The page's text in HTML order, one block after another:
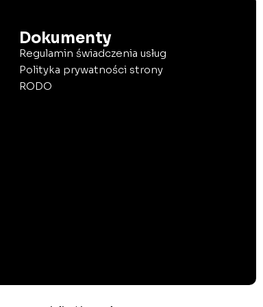
Dokumenty
Regulamin świadczenia usług
Polityka prywatności strony
RODO